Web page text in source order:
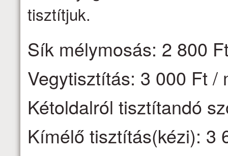
tisztítjuk.
Sík mélymosás: 2 800
Vegytisztítás: 3 000 Ft /
Kétoldalról tisztítandó
Kímélő tisztítás(kézi): 3